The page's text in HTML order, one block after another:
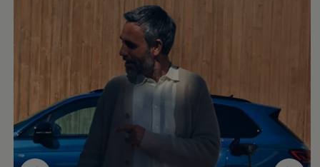
Varnings- och kontrollampor
Återkallelser
2G/3G-nätet stängs ned – hur påverkas min
Dieselfrågan
Mjukvaruuppdatering för förbränningsbilar
Hitta serviceverkstad
myVolkswagen
Information om myVolkswagen
Hjälp med appar och digitala tjänster
Navigation Map Update
Digital Instruktionsbok
Mobilitetsgarantin
Uppdateringar för elbilar